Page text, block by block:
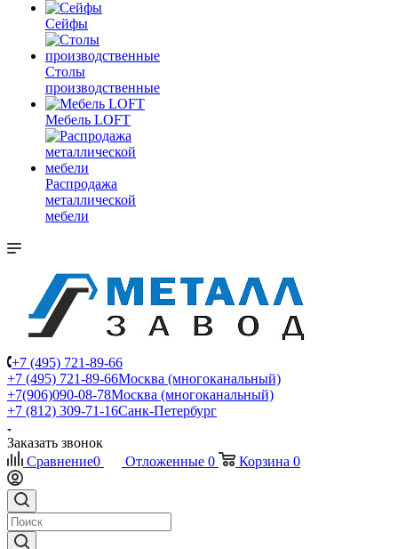
Сейфы
Столы
производственные
Мебель LOFT
Распродажа
металлической
мебели
+7 (495) 721-89-66
+7 (495) 721-89-66Москва (многоканальный)
+7(906)090-08-78Москва (многоканальный)
+7 (812) 309-71-16Санк-Петербург
Заказать звонок
Сравнение0 Отложенные 0 Корзина 0